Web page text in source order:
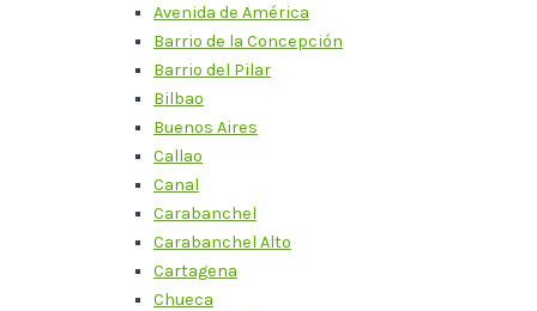
Avenida de América
Barrio de la Concepción
Barrio del Pilar
Bilbao
Buenos Aires
Callao
Canal
Carabanchel
Carabanchel Alto
Cartagena
Chueca